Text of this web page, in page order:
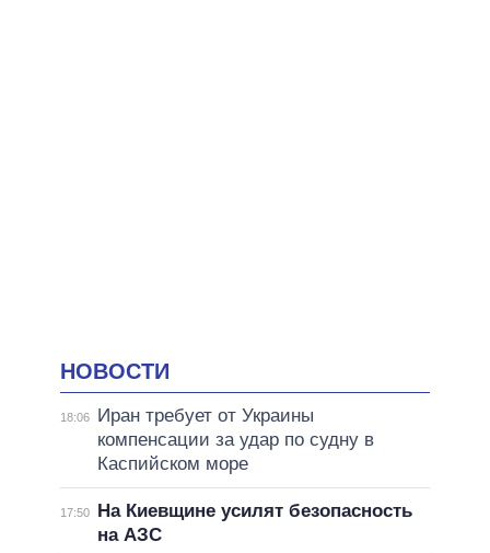
НОВОСТИ
18:06
Иран требует от Украины
компенсации за удар по судну в
Каспийском море
17:50
На Киевщине усилят безопасность
на АЗС